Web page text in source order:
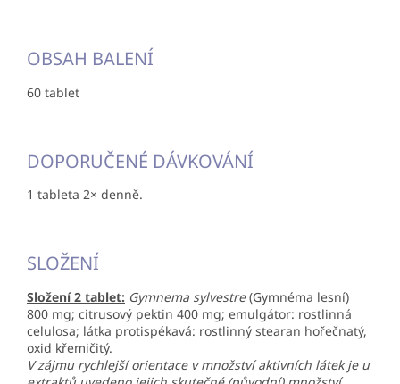
OBSAH BALENÍ
60 tablet
DOPORUČENÉ DÁVKOVÁNÍ
1 tableta 2× denně.
SLOŽENÍ
Složení 2 tablet: Gymnema sylvestre(Gymnéma lesní)
800 mg; citrusový pektin 400 mg; emulgátor: rostlinná
celulosa; látka protispékavá: rostlinný stearan hořečnatý,
oxid křemičitý.
V zájmu rychlejší orientace v množství aktivních látek je u